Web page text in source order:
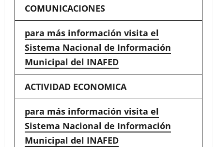
COMUNICACIONES
para más información visita el
Sistema Nacional de Información
Municipal del INAFED
ACTIVIDAD ECONOMICA
para más información visita el
Sistema Nacional de Información
Municipal del INAFED